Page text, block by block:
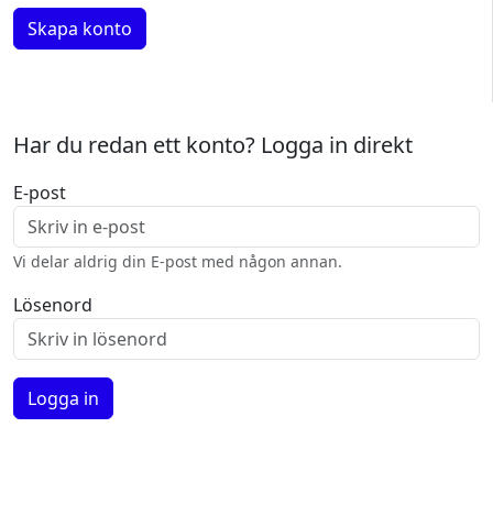
Har du redan ett konto? Logga in direkt
E-post
Vi delar aldrig din E-post med någon annan.
Lösenord